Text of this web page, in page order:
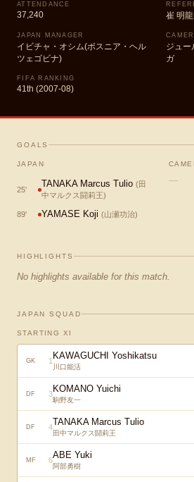
ATTENDANCE
37,240 崔 明
JAPAN MANAGER
イビチャ・オシム(ボスニア・ヘル
ツェゴビナ)
ジュー
ガ
FIFA RANKING
41th (2007-08)
GOALS
JAPAN
25'
TANAKA Marcus Tulio (田
中マルクス闘莉王)
89' YAMASE Koji (山瀬功治)
—
HIGHLIGHTS
No highlights available for this match.
JAPAN SQUAD
STARTING XI
GK 1 KAWAGUCHI Yoshikatsu
川口能活
DF 3KOMANO Yuichi
駒野友一
DF 4TANAKA Marcus Tulio
田中マルクス闘莉王
MF 6ABE Yuki
阿部勇樹